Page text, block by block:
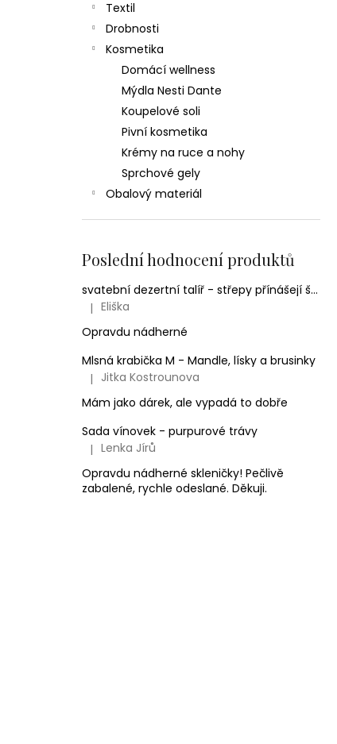
Textil
Drobnosti
Kosmetika
Domácí wellness
Mýdla Nesti Dante
Koupelové soli
Pivní kosmetika
Krémy na ruce a nohy
Sprchové gely
Obalový materiál
Poslední hodnocení produktů
svatební dezertní talíř - střepy přínášejí štěstí, srdíčko balónek
Hodnocení produktu je 5 z 5 hvězdiček.
| Eliška
Opravdu nádherné
Mlsná krabička M - Mandle, lísky a brusinky
Hodnocení produktu je 5 z 5 hvězdiček.
| Jitka Kostrounova
Mám jako dárek, ale vypadá to dobře
Sada vínovek - purpurové trávy
Hodnocení produktu je 5 z 5 hvězdiček.
| Lenka Jírů
Opravdu nádherné skleničky! Pečlivě
zabalené, rychle odeslané. Děkuji.